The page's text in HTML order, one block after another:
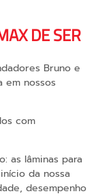
DE SER
Bruno e
em nossos
com
as lâminas para
da nossa
desempenho